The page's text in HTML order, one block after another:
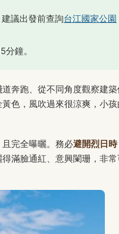
議出發前查詢台江國家公園
鐘。
奔跑、從不同角度觀察建
色，風吹過來很涼爽，小
完全曝曬。務必避開烈日時
滿臉通紅、意興闌珊，非